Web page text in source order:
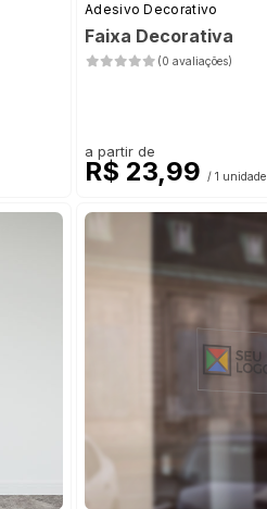
Adesivo Decorativo
Faixa Decorativa
(0 avaliações)
a partir de
R$ 23,99 / 1 unidade